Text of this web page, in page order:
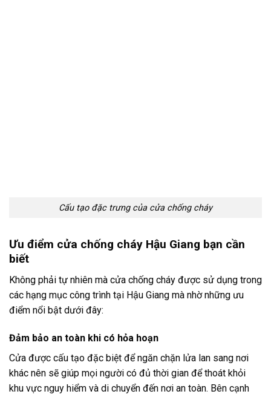
Cấu tạo đặc trưng của cửa chống cháy
Ưu điểm cửa chống cháy Hậu Giang bạn cần
biết
Không phải tự nhiên mà cửa chống cháy được sử dụng trong
các hạng mục công trình tại Hậu Giang mà nhờ những ưu
điểm nổi bật dưới đây:
Đảm bảo an toàn khi có hỏa hoạn
Cửa được cấu tạo đặc biệt để ngăn chặn lửa lan sang nơi
khác nên sẽ giúp mọi người có đủ thời gian để thoát khỏi
khu vực nguy hiểm và di chuyển đến nơi an toàn. Bên cạnh